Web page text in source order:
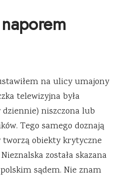
na ulicy umajony
telewizyjna była
niszczona lub
Tego samego doznają
obiekty krytyczne
została skazana
sądem. Nie znam